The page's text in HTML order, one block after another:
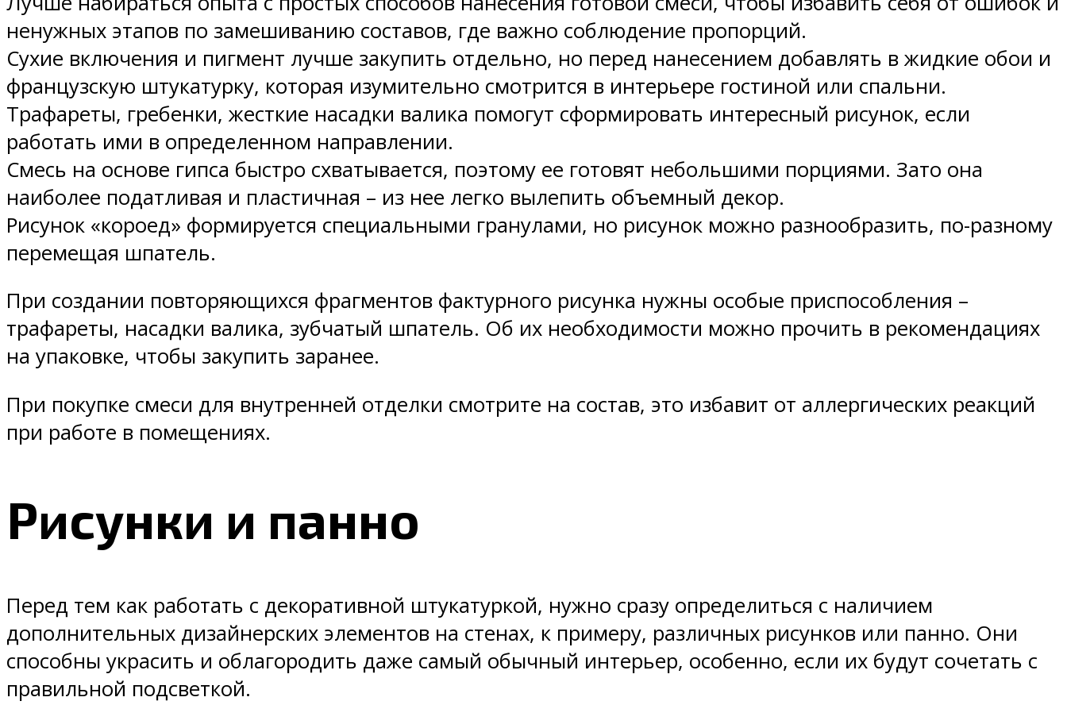
ненужных этапов по замешиванию составов, где важно соблюдение пропорций.
Сухие включения и пигмент лучше закупить отдельно, но перед нанесением добавлять в жидкие обои и
французскую штукатурку, которая изумительно смотрится в интерьере гостиной или спальни.
Трафареты, гребенки, жесткие насадки валика помогут сформировать интересный рисунок, если
работать ими в определенном направлении.
Смесь на основе гипса быстро схватывается, поэтому ее готовят небольшими порциями. Зато она
наиболее податливая и пластичная – из нее легко вылепить объемный декор.
Рисунок «короед» формируется специальными гранулами, но рисунок можно разнообразить, по-разному
перемещая шпатель.
При создании повторяющихся фрагментов фактурного рисунка нужны особые приспособления –
трафареты, насадки валика, зубчатый шпатель. Об их необходимости можно прочить в рекомендациях
на упаковке, чтобы закупить заранее.
При покупке смеси для внутренней отделки смотрите на состав, это избавит от аллергических реакций
при работе в помещениях.
Рисунки и панно
Перед тем как работать с декоративной штукатуркой, нужно сразу определиться с наличием
дополнительных дизайнерских элементов на стенах, к примеру, различных рисунков или панно. Они
способны украсить и облагородить даже самый обычный интерьер, особенно, если их будут сочетать с
правильной подсветкой.